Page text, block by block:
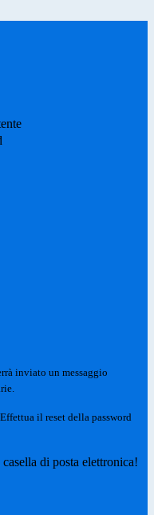
inviato un messaggio
il reset della password
di posta elettronica!